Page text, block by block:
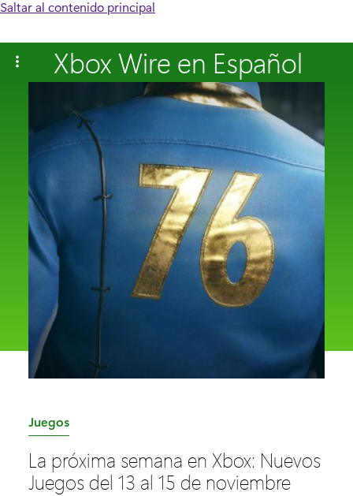
Saltar al contenido principal
Xbox Wire en Español
C
t
e
Juegos
La próxima semana en Xbox: Nuevos
Juegos del 13 al 15 de noviembre